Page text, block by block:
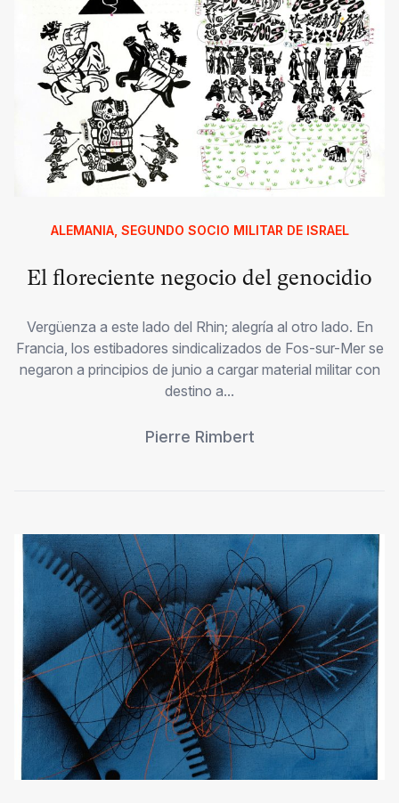
ALEMANIA, SEGUNDO SOCIO MILITAR DE ISRAEL
El floreciente negocio del genocidio
Vergüenza a este lado del Rhin; alegría al otro lado. En
Francia, los estibadores sindicalizados de Fos-sur-Mer se
negaron a principios de junio a cargar material militar con
destino a...
Pierre Rimbert